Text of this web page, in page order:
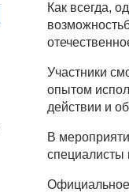
Как всегда,
Участники
опытом
действии и
В